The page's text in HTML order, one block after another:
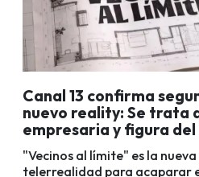
Canal 13 confirma
nuevo reality: Se trata
empresaria y figura
"Vecinos al límite" es la
telerrealidad para acaparar